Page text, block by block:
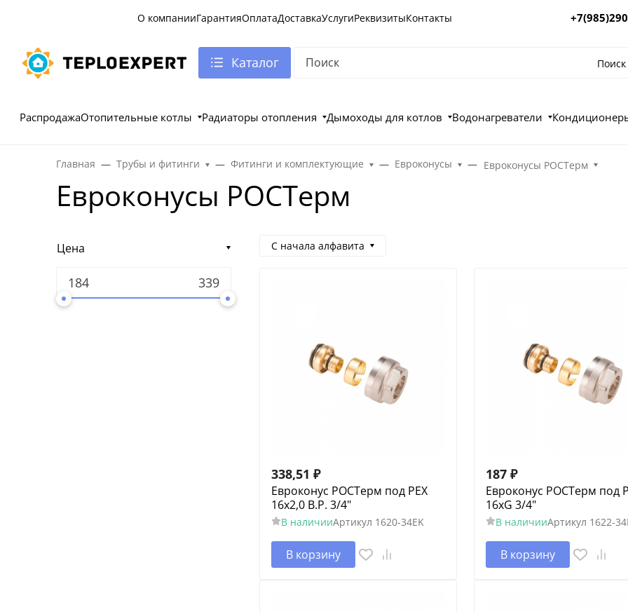
О компанииГарантияОплатаДоставкаУслугиРеквизитыКонтакты
Каталог
РаспродажаОтопительные котлы Радиаторы отопления Дымоходы для котлов Водонагреватели
Главная Трубы и фитинги Фитинги и комплектующие Евроконусы Евроконусы РОСТерм
Евроконусы РОСТерм
Цена С начала алфавита
338,51 ₽
Евроконус РОСТерм под PEX
16x2,0 В.Р. 3/4"
В наличииАртикул 1620-34EK
В корзину
187 ₽
Евроконус РОСТерм под
16xG 3/4"
В наличииАртикул 1622-
В корзину